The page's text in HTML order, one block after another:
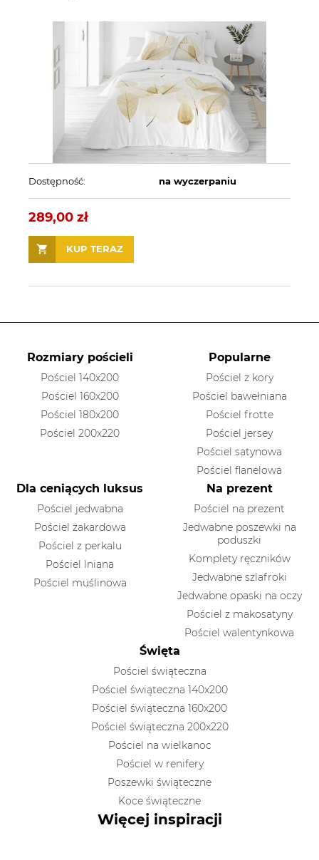
Dostępność: na wyczerpaniu
289,00 zł
KUP TERAZ
Rozmiary pościeli
Pościel 140x200
Pościel 160x200
Pościel 180x200
Pościel 200x220
Popularne
Pościel z kory
Pościel bawełniana
Pościel frotte
Pościel jersey
Pościel satynowa
Pościel flanelowa
Dla ceniących luksus
Pościel jedwabna
Pościel żakardowa
Pościel z perkalu
Pościel lniana
Pościel muślinowa
Na prezent
Pościel na prezent
Jedwabne poszewki na
poduszki
Komplety ręczników
Jedwabne szlafroki
Jedwabne opaski na oczy
Pościel z makosatyny
Pościel walentynkowa
Święta
Pościel świąteczna
Pościel świąteczna 140x200
Pościel świąteczna 160x200
Pościel świąteczna 200x220
Pościel na wielkanoc
Pościel w renifery
Poszewki świąteczne
Koce świąteczne
Więcej inspiracji